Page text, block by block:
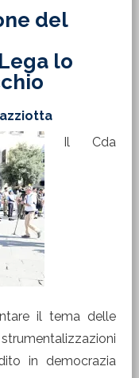
del
lo
Il Cda
il tema delle
in democrazia